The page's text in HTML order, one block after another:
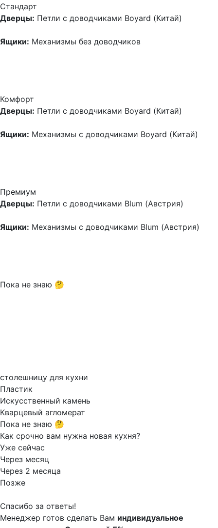
Стандарт
Дверцы: Петли с доводчиками Boyard (Китай)
Ящики: Механизмы без доводчиков
Комфорт
Дверцы: Петли с доводчиками Boyard (Китай)
Ящики: Механизмы с доводчиками Boyard (Китай)
Премиум
Дверцы: Петли с доводчиками Blum (Австрия)
Ящики: Механизмы с доводчиками Blum (Австрия)
Пока не знаю 🤔
столешницу для кухни
Пластик
Искусственный камень
Кварцевый агломерат
Пока не знаю 🤔
Как срочно вам нужна новая кухня?
Уже сейчас
Через месяц
Через 2 месяца
Позже
Спасибо за ответы!
Менеджер готов сделать Вам индивидуальное